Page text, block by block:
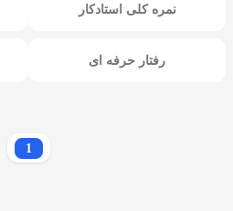
نمره کلی استادکار
رفتار حرفه ای
1